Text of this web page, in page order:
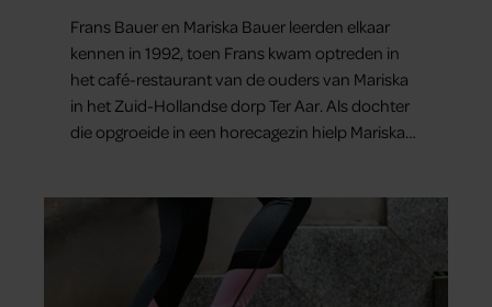
Frans Bauer en Mariska Bauer leerden elkaar
kennen in 1992, toen Frans kwam optreden in
het café-restaurant van de ouders van Mariska
in het Zuid-Hollandse dorp Ter Aar. Als dochter
die opgroeide in een horecagezin hielp Mariska